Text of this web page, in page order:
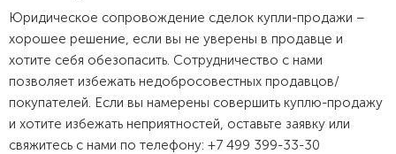
Юридическое сопровождение сделок купли-продажи –
хорошее решение, если вы не уверены в продавце и
хотите себя обезопасить. Сотрудничество с нами
позволяет избежать недобросовестных продавцов/
покупателей. Если вы намерены совершить куплю-продажу
и хотите избежать неприятностей, оставьте заявку или
свяжитесь с нами по телефону: +7 499 399-33-30